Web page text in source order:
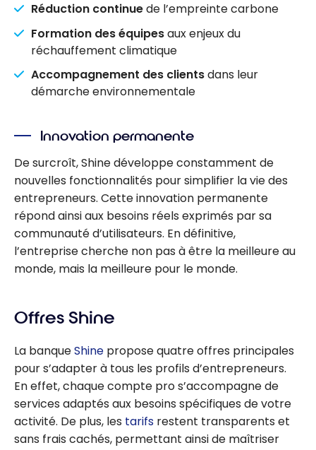
Réduction continuede l’empreinte carbone
Formation des équipesaux enjeux du
réchauffement climatique
Accompagnement des clientsdans leur
démarche environnementale
Innovation permanente
De surcroît, Shine développe constamment de
nouvelles fonctionnalités pour simplifier la vie des
entrepreneurs. Cette innovation permanente
répond ainsi aux besoins réels exprimés par sa
communauté d’utilisateurs. En définitive,
l’entreprise cherche non pas à être la meilleure au
monde, mais la meilleure pour le monde.
Offres Shine
La banqueShine propose quatre offres principales
pour s’adapter à tous les profils d’entrepreneurs.
En effet, chaque compte pro s’accompagne de
services adaptés aux besoins spécifiques de votre
activité. De plus, les tarifs restent transparents et
sans frais cachés, permettant ainsi de maîtriser